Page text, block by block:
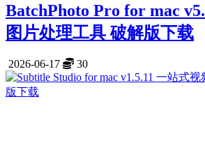
BatchPhoto Pro for mac
图片处理工具 破解版下载
2026-06-17 30